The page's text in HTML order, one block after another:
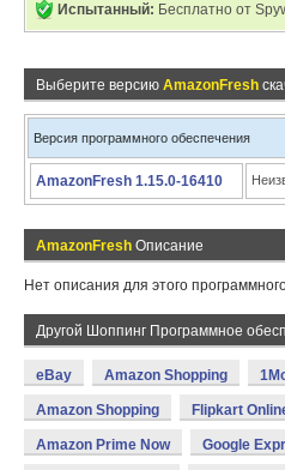
Испытанный: Бесплатно от
Выберите версию AmazonFresh
Версия программного обеспечения
AmazonFresh 1.15.0-16410
AmazonFresh Описание
Нет описания для этого
Другой Шоппинг Программное
eBay Amazon Shopping
Amazon Shopping Flipkart
Amazon Prime Now Google